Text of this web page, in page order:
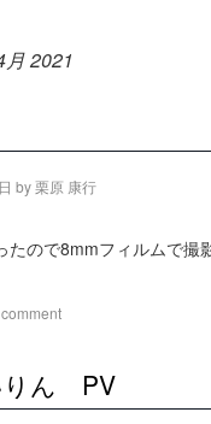
月 2021
by栗原 康行
たので8mmフィルムで
りん PV